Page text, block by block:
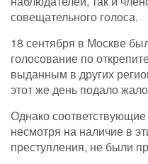
совещательного голоса.
18 сентября в Москве
голосование по
выданным в других
этот же день подало
Однако
несмотря на наличие в
преступления, не были